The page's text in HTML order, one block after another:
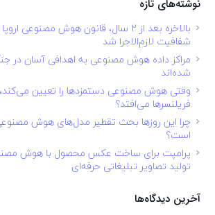
نوشته‌های تازه
بالاخره بعد از ۲ سال، قانون هوش
شفافیت لازم‌الاجرا شد
مراکز داده هوش مصنوعی به اهدافی آسان در
شده‌اند
وقتی هوش مصنوعی دستمزدها را تعیین می‌کند،
فریلنسرها می‌افتد؟
چرا این روزها بحث تقطیر مدل‌های هوش
است؟
پرامپت برای ساخت عکس محصول با هوش
تولید تصاویر تبلیغاتی حرفه‌ای
آخرین دیدگاه‌ها